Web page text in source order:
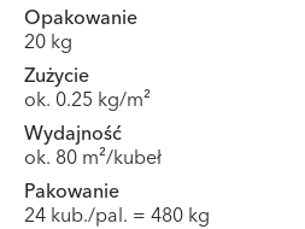
Opakowanie
20 kg
Zużycie
ok. 0.25 kg/m²
Wydajność
ok. 80 m²/kubeł
Pakowanie
24 kub./pal. = 480 kg